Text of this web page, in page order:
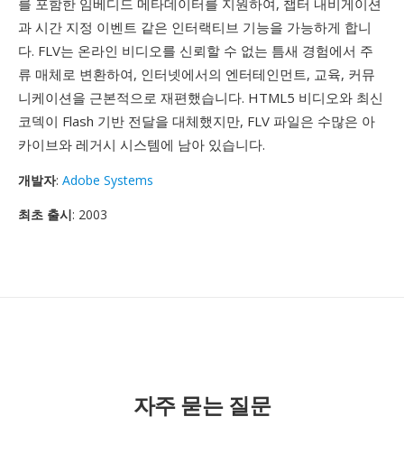
를 포함한 임베디드 메타데이터를 지원하여, 챕터 내비게이션
과 시간 지정 이벤트 같은 인터랙티브 기능을 가능하게 합니
다. FLV는 온라인 비디오를 신뢰할 수 없는 틈새 경험에서 주
류 매체로 변환하여, 인터넷에서의 엔터테인먼트, 교육, 커뮤
니케이션을 근본적으로 재편했습니다. HTML5 비디오와 최신
코덱이 Flash 기반 전달을 대체했지만, FLV 파일은 수많은 아
카이브와 레거시 시스템에 남아 있습니다.
개발자: Adobe Systems
최초 출시: 2003
자주 묻는 질문